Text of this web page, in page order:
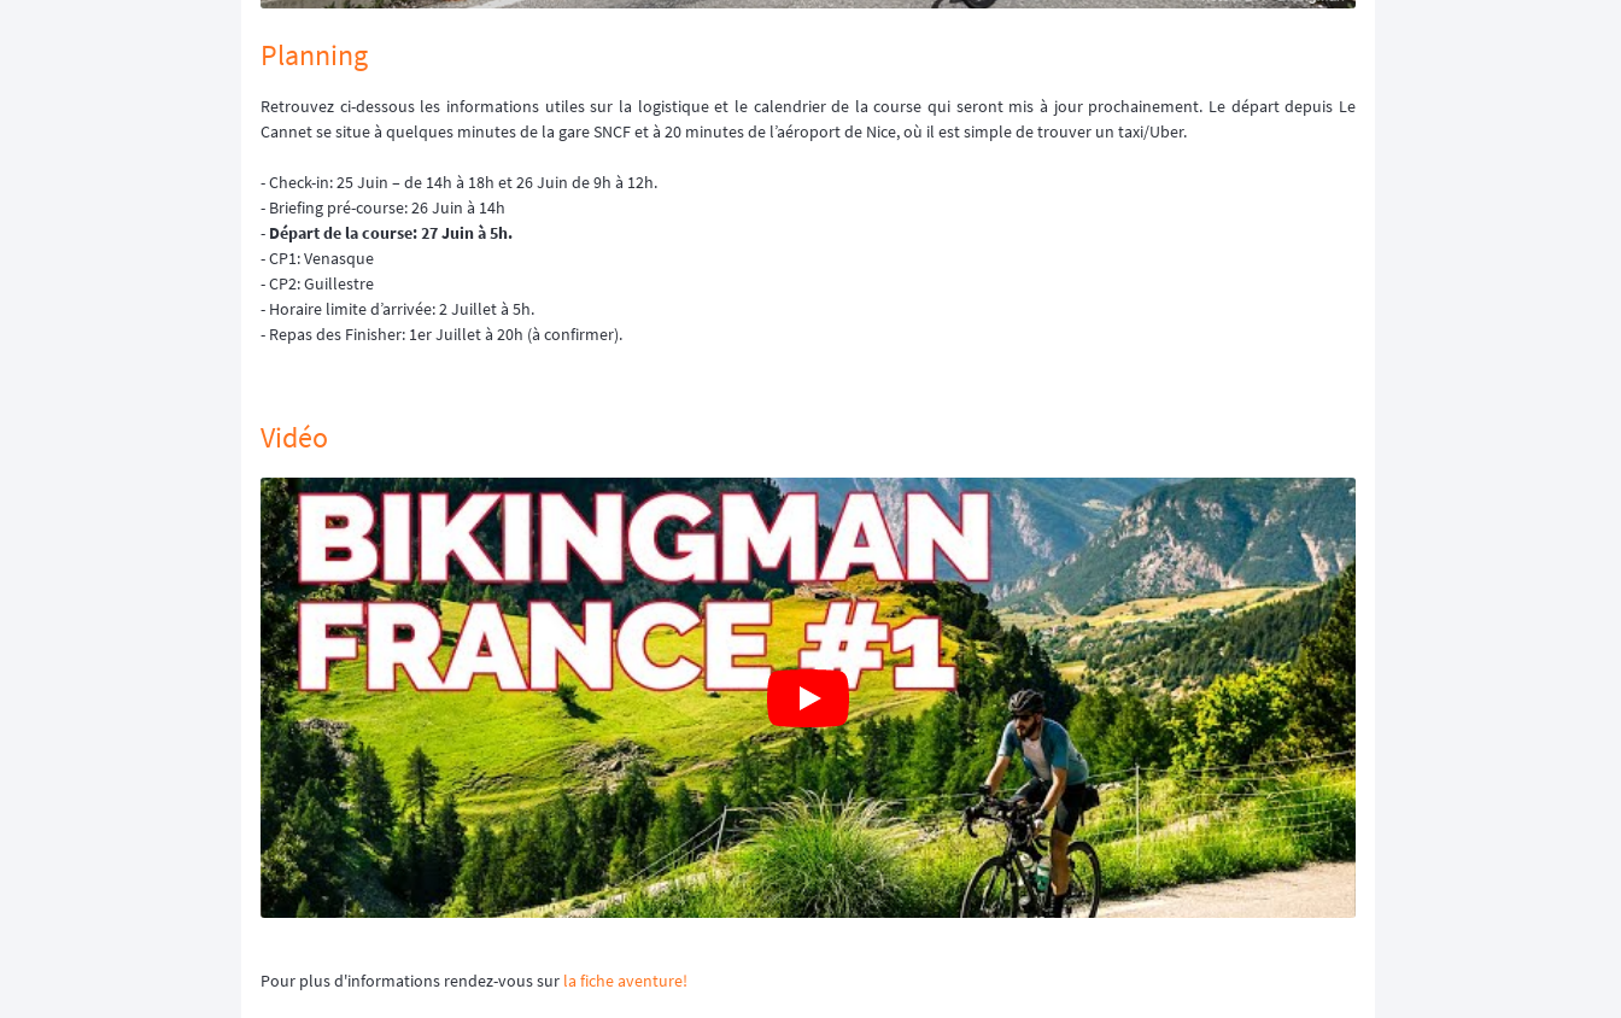
Planning
Retrouvez ci-dessous les informations utiles sur la logistique et le calendrier de la course qui seront mis à jour prochainement. Le départ depuis Le
Cannet se situe à quelques minutes de la gare SNCF et à 20 minutes de l’aéroport de Nice, où il est simple de trouver un taxi/Uber.
- Check-in: 25 Juin – de 14h à 18h et 26 Juin de 9h à 12h.
- Briefing pré-course: 26 Juin à 14h
- Départ de la course: 27 Juin à 5h.
- CP1: Venasque
- CP2: Guillestre
- Horaire limite d’arrivée: 2 Juillet à 5h.
- Repas des Finisher: 1er Juillet à 20h (à confirmer).
Vidéo
Pour plus d'informations rendez-vous sur la fiche aventure!